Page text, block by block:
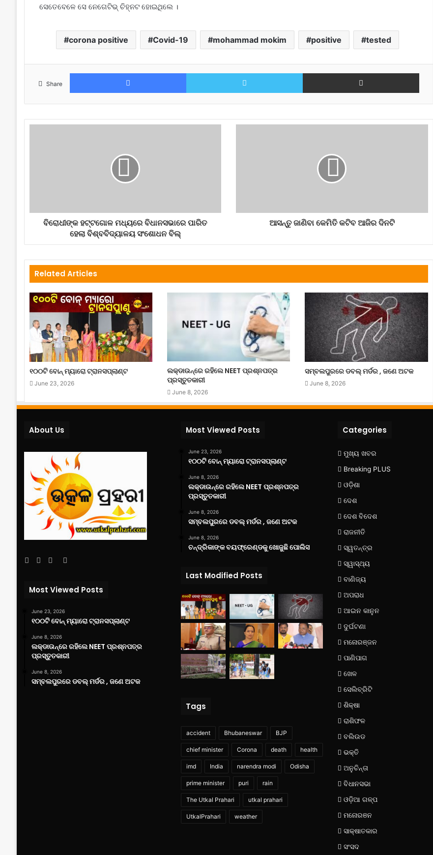
ସେତେବେଳେ ସେ ନେଗେଟିଭ୍ ଚିହ୍ନଟ ହୋଇଥିଲେ ।
corona positive Covid-19 mohammad mokim positive tested
Share
Facebook Twitter Share via Email
ବିରୋଧୀଙ୍କ ହଟ୍ଟଗୋଳ ମଧ୍ୟରେ ବିଧାନସଭାରେ ପାରିତ
ହେଲା ବିଶ୍ବବିଦ୍ୟାଳୟ ସଂଶୋଧନ ବିଲ୍
ଆସନ୍ତୁ ଜାଣିବା କେମିତି କଟିବ ଆଜିର ଦିନଟି
Related Articles
୧୦୦ଟି ବୋନ୍ ମ୍ୟାରୋ ଟ୍ରାନସପ୍ଲାଣ୍ଟ
June 23, 2026
ଲକ୍‌ଡାଉନ୍‌ରେ ରହିଲେ NEET ପ୍ରଶ୍ନପତ୍ର
ପ୍ରସ୍ତୁତକାରୀ
June 8, 2026
ସମ୍ବଲପୁରରେ ଡବଲ୍ ମର୍ଡର , ଜଣେ ଅଟକ
June 8, 2026
About Us
Facebook
TwitterYouTube
Most Viewed Posts
June 23, 2026
୧୦୦ଟି ବୋନ୍ ମ୍ୟାରୋ ଟ୍ରାନସପ୍ଲାଣ୍ଟ
June 8, 2026
ଲକ୍‌ଡାଉନ୍‌ରେ ରହିଲେ NEET ପ୍ରଶ୍ନପତ୍ର
ପ୍ରସ୍ତୁତକାରୀ
June 8, 2026
ସମ୍ବଲପୁରରେ ଡବଲ୍ ମର୍ଡର , ଜଣେ ଅଟକ
Most Viewed Posts
June 23, 2026
୧୦୦ଟି ବୋନ୍ ମ୍ୟାରୋ ଟ୍ରାନସପ୍ଲାଣ୍ଟ
June 8, 2026
ଲକ୍‌ଡାଉନ୍‌ରେ ରହିଲେ NEET ପ୍ରଶ୍ନପତ୍ର
ପ୍ରସ୍ତୁତକାରୀ
June 8, 2026
ସମ୍ବଲପୁରରେ ଡବଲ୍ ମର୍ଡର , ଜଣେ ଅଟକ
June 8, 2026
ଚନ୍ଦ୍ରିକାଙ୍କ ବୟଫ୍ରେଣ୍ଡକୁ ଖୋଜୁଛି ପୋଲିସ
Last Modified Posts
Tags
accident Bhubaneswar BJP
chief minister Corona death health
imd India narendra modi Odisha
prime minister puri rain
The Utkal Prahari utkal prahari
UtkalPrahari weather
Categories
ମୁଖ୍ୟ ଖବର
Breaking PLUS
ଓଡ଼ିଶା
ଦେଶ
ଦେଶ ବିଦେଶ
ରାଜନୀତି
ସ୍ୱତନ୍ତ୍ର
ସ୍ୱାସ୍ଥ୍ୟ
ବାଣିଜ୍ୟ
ଅପରାଧ
ଆଇନ କାନୁନ
ଦୁର୍ଘଟଣା
ମନୋରଞ୍ଜନ
ପାଣିପାଗ
ଖେଳ
ସେଲିବ୍ରିଟି
ଶିକ୍ଷା
ରାଶିଫଳ
ବଲିଉଡ
ଭକ୍ତି
ଅନୁଚିନ୍ତା
ବିଧାନସଭା
ଓଡ଼ିଆ ଗଳ୍ପ
ମନୋରଞନ
ସାକ୍ଷାତକାର
ସଂସଦ